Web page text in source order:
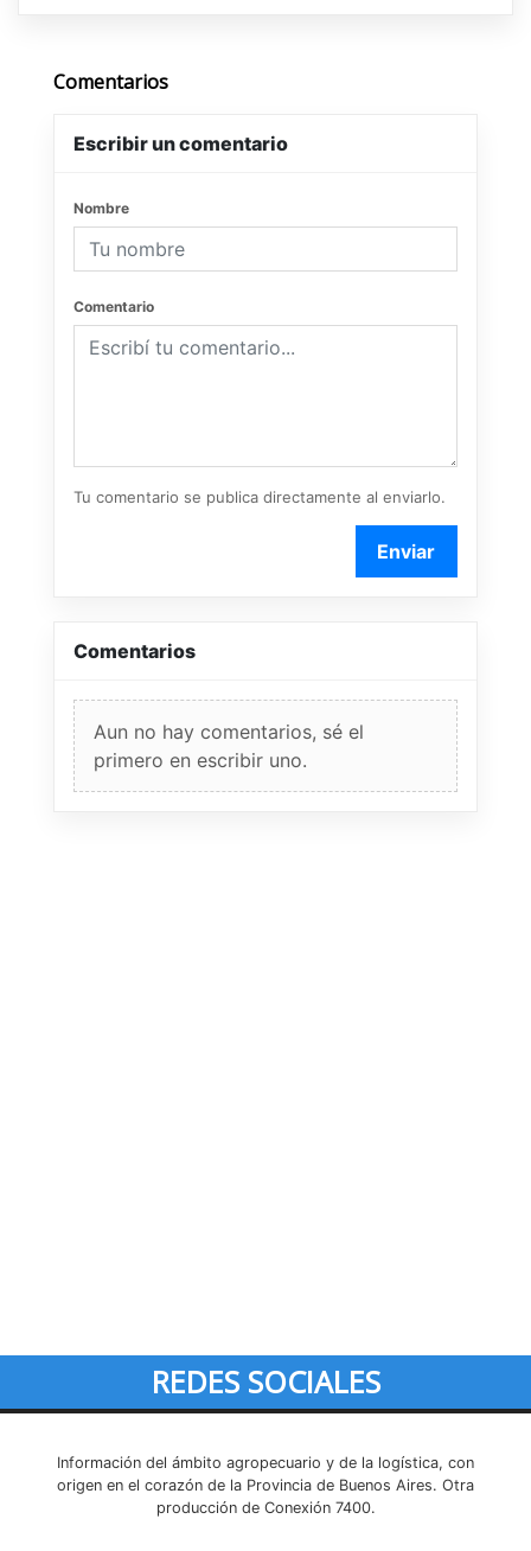
Comentarios
Escribir un comentario
Nombre
Comentario
Tu comentario se publica directamente al enviarlo.
Enviar
Comentarios
Aun no hay comentarios, sé el
primero en escribir uno.
REDES SOCIALES
Información del ámbito agropecuario y de la logística, con
origen en el corazón de la Provincia de Buenos Aires. Otra
producción de Conexión 7400.